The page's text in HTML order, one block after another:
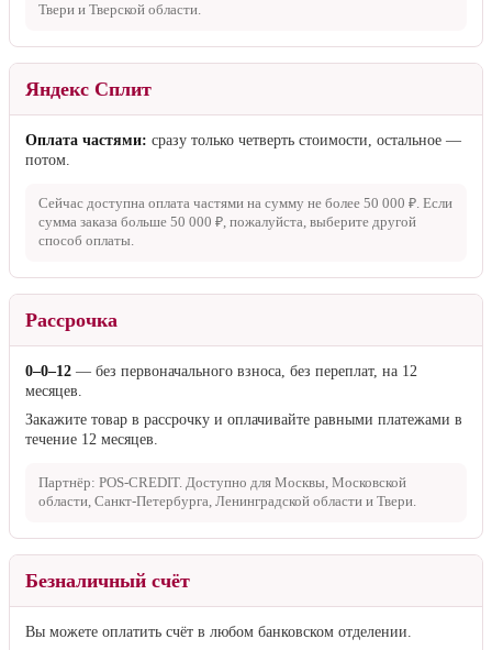
Твери и Тверской области.
Яндекс Сплит
Оплата частями: сразу только четверть стоимости, остальное —
потом.
Сейчас доступна оплата частями на сумму не более 50 000 ₽. Если
сумма заказа больше 50 000 ₽, пожалуйста, выберите другой
способ оплаты.
Рассрочка
0–0–12 — без первоначального взноса, без переплат, на 12
месяцев.
Закажите товар в рассрочку и оплачивайте равными платежами в
течение 12 месяцев.
Партнёр: POS-CREDIT. Доступно для Москвы, Московской
области, Санкт-Петербурга, Ленинградской области и Твери.
Безналичный счёт
Вы можете оплатить счёт в любом банковском отделении.